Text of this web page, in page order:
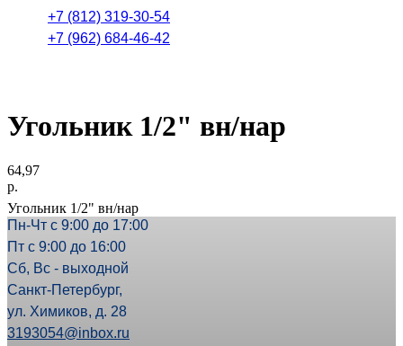
+7 (812) 319-30-54
+7 (962) 684-46-42
Пн-Чт с 9:00 до 17:00
Пт с 9:00 до 16:00
Сб, Вс - выходной
Санкт-Петербург,
ул. Химиков, д. 28
3193054@inbox.ru
Угольник 1/2" вн/нар
64,97
р.
Угольник 1/2" вн/нар